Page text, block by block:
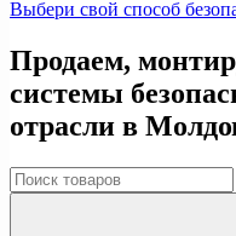
Выбери свой способ
Продаем,
системы
отрасли в